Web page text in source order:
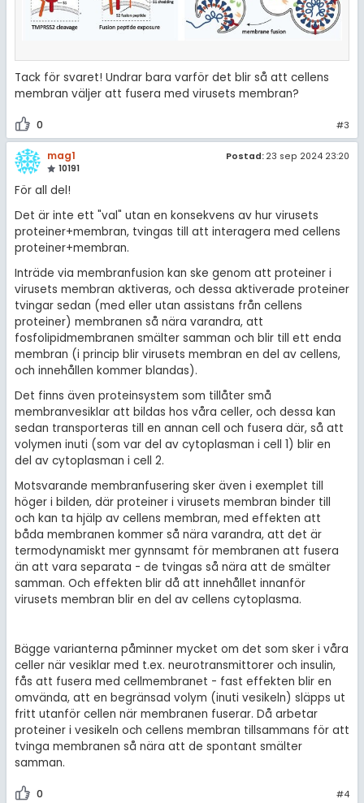
Tack för svaret! Undrar bara varför det blir så att cellens
membran väljer att fusera med virusets membran?
0 #3
mag1
10191
Postad: 23 sep 2024 23:20
För all del!
Det är inte ett "val" utan en konsekvens av hur virusets
proteiner+membran, tvingas till att interagera med cellens
proteiner+membran.
Inträde via membranfusion kan ske genom att proteiner i
virusets membran aktiveras, och dessa aktiverade proteiner
tvingar sedan (med eller utan assistans från cellens
proteiner) membranen så nära varandra, att
fosfolipidmembranen smälter samman och blir till ett enda
membran (i princip blir virusets membran en del av cellens,
och innehållen kommer blandas).
Det finns även proteinsystem som tillåter små
membranvesiklar att bildas hos våra celler, och dessa kan
sedan transporteras till en annan cell och fusera där, så att
volymen inuti (som var del av cytoplasman i cell 1) blir en
del av cytoplasman i cell 2.
Motsvarande membranfusering sker även i exemplet till
höger i bilden, där proteiner i virusets membran binder till
och kan ta hjälp av cellens membran, med effekten att
båda membranen kommer så nära varandra, att det är
termodynamiskt mer gynnsamt för membranen att fusera
än att vara separata - de tvingas så nära att de smälter
samman. Och effekten blir då att innehållet innanför
virusets membran blir en del av cellens cytoplasma.
Bägge varianterna påminner mycket om det som sker i våra
celler när vesiklar med t.ex. neurotransmittorer och insulin,
fås att fusera med cellmembranet - fast effekten blir en
omvända, att en begränsad volym (inuti vesikeln) släpps ut
fritt utanför cellen när membranen fuserar. Då arbetar
proteiner i vesikeln och cellens membran tillsammans för att
tvinga membranen så nära att de spontant smälter
samman.
0 #4